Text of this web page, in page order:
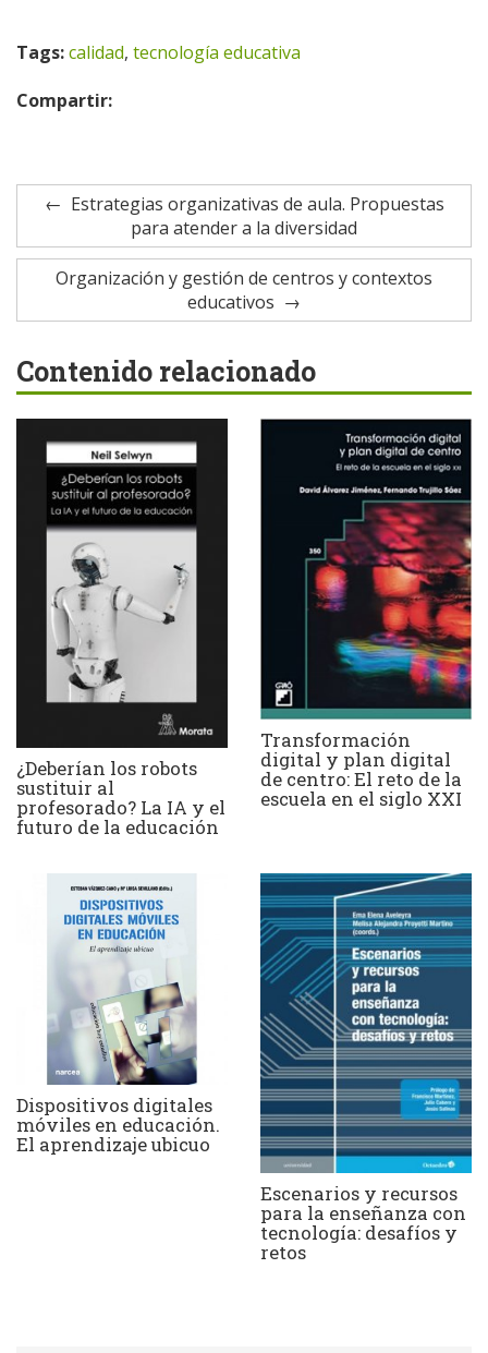
Tags:calidad, tecnología educativa
Compartir:
Estrategias organizativas de aula. Propuestas
para atender a la diversidad
Organización y gestión de centros y contextos
educativos
Contenido relacionado
¿Deberían los robots
sustituir al
profesorado? La IA y el
futuro de la educación
Transformación
digital y plan digital
de centro: El reto de la
escuela en el siglo XXI
Dispositivos digitales
móviles en educación.
El aprendizaje ubicuo
Escenarios y recursos
para la enseñanza con
tecnología: desafíos y
retos